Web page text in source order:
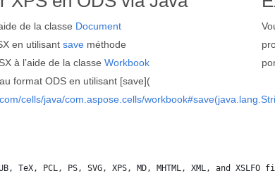
de la classe Document
en utilisant save méthode
à l’aide de la classe Workbook
format ODS en utilisant [save](
cells/java/com.aspose.cells/
TeX, PCL, PS, SVG, XPS, MD, MHTML, XML, and